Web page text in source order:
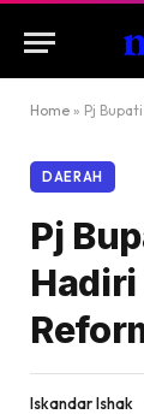
Home » Pj
DAERAH
Pj
Hadiri
Iskandar Ishak